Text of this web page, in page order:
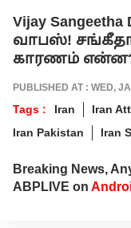
Vijay
வாபஸ்! சங்கீதா
காரணம்
PUBLISHED AT : WED,
Tags : Iran Iran
Iran Pakistan
Iran
Breaking News,
ABPLIVE on